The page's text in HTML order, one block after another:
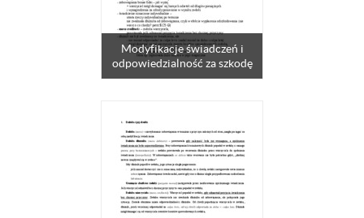
Modyfikacje świadczeń i
odpowiedzialność za szkodę